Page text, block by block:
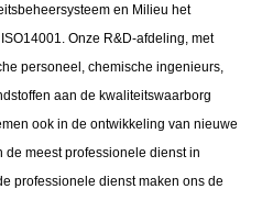
en Milieu het
Onze R&D-afdeling, met
personeel, chemische ingenieurs,
aan de kwaliteitswaarborg
ook in de ontwikkeling van nieuwe
meest professionele dienst in
professionele dienst maken ons de